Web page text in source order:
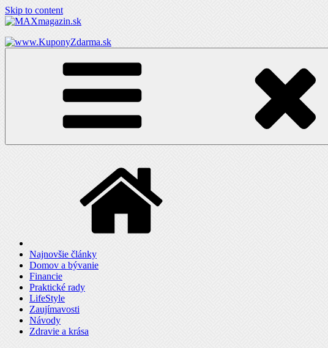
Skip to content
MAXmagazin.sk
Maximum LifeStyle tém a článkov
Najnovšie články
Domov a bývanie
Financie
Praktické rady
LifeStyle
Zaujímavosti
Návody
Zdravie a krása